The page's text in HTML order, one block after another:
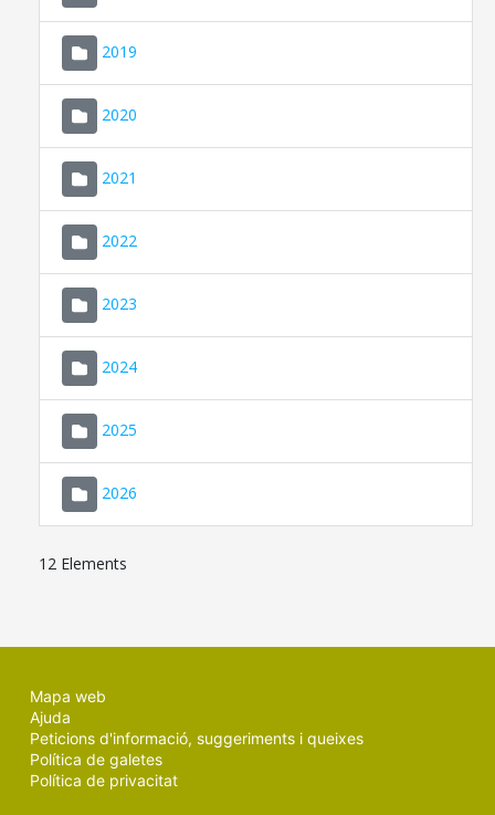
2019
2020
2021
2022
2023
2024
2025
2026
12 Elements
Mapa web
Ajuda
Peticions d'informació, suggeriments i queixes
Política de galetes
Política de privacitat